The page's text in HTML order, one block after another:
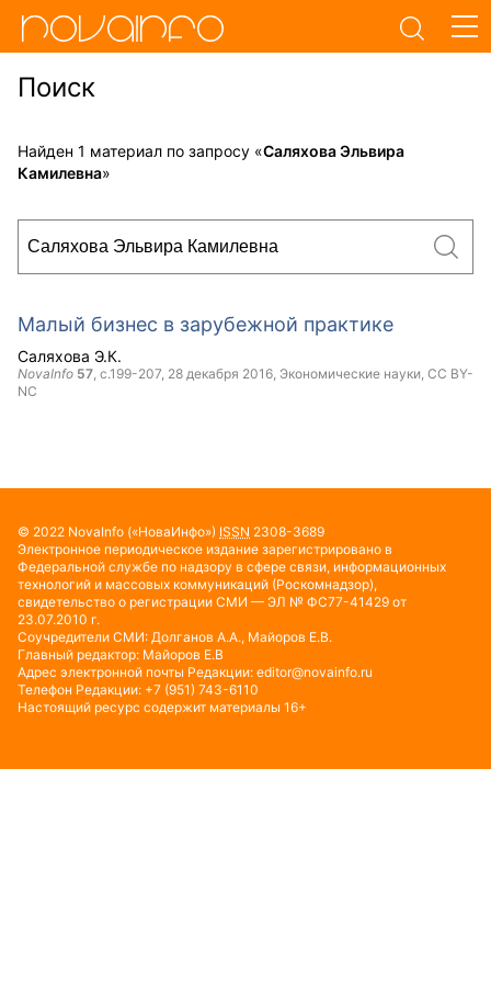
Поиск
Найден 1 материал по запросу «Саляхова Эльвира
Камилевна»
Малый бизнес в зарубежной практике
Саляхова Э.К.
NovaInfo 57, с.199-207, 28 декабря 2016, Экономические науки, CC BY-
NC
© 2022 NovaInfo («НоваИнфо») ISSN 2308-3689
Электронное периодическое издание зарегистрировано в
Федеральной службе по надзору в сфере связи, информационных
технологий и массовых коммуникаций (Роскомнадзор),
свидетельство о регистрации СМИ — ЭЛ № ФС77-41429 от
23.07.2010 г.
Соучредители СМИ: Долганов А.А., Майоров Е.В.
Главный редактор: Майоров Е.В
Адрес электронной почты Редакции: editor@novainfo.ru
Телефон Редакции: +7 (951) 743-6110
Настоящий ресурс содержит материалы 16+